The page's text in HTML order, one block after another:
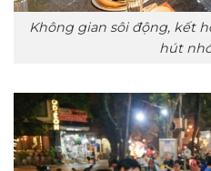
Không gian sôi động, kết
hút